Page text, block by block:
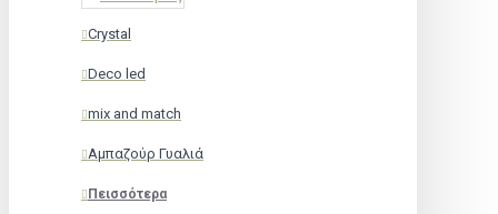
Crystal
Deco led
mix and match
Αμπαζούρ Γυαλιά
Πεισσότερα